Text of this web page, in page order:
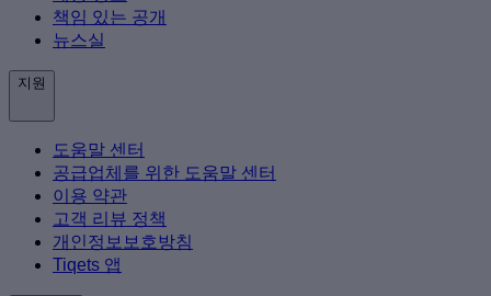
책임 있는 공개
뉴스실
지원
도움말 센터
공급업체를 위한 도움말 센터
이용 약관
고객 리뷰 정책
개인정보보호방침
Tiqets 앱